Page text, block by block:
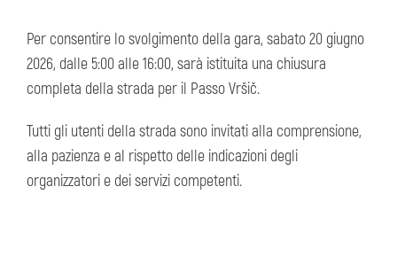
Per consentire lo svolgimento della gara, sabato 20 giugno
2026, dalle 5:00 alle 16:00, sarà istituita una chiusura
completa della strada per il Passo Vršič.
Tutti gli utenti della strada sono invitati alla comprensione,
alla pazienza e al rispetto delle indicazioni degli
organizzatori e dei servizi competenti.